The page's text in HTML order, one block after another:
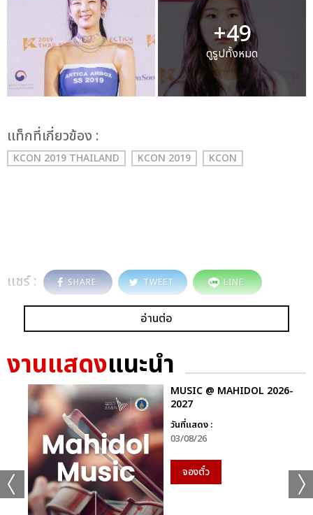
+49
ดูรูปทั้งหมด
เเท็กที่เกี่ยวข้อง :
KCON 2019 THAILAND KCON 2019 KCON
แชร์ : SHARE TWEET LINE
อ่านต่อ
งานแสดงแนะนำ
MUSIC @ MAHIDOL 2026-
2027
วันที่แสดง :
03/08/26
จองตั๋ว